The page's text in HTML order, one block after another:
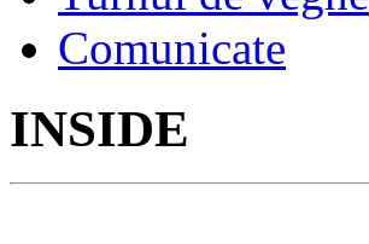
Comunicate
INSIDE